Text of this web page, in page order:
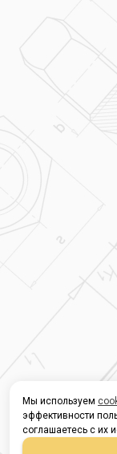
Мы используем
эффективности
соглашаетесь с их